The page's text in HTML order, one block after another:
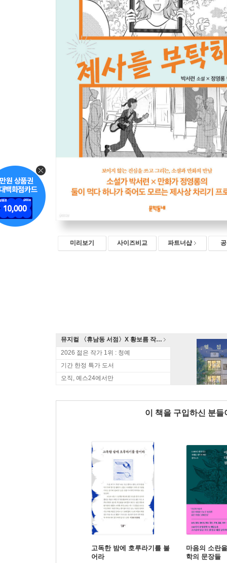
미리보기 사이즈비교 파트너샵
뮤지컬 〈휴남동 서점〉X 황보름 작가 북토크
2026 젊은 작가 1위 : 청예
기간 한정 특가 도서
오직, 예스24에서만
이 책을 구입하신 분
고독한 밤에 호루라기를 불
어라
마음의 소란
학의 문장들